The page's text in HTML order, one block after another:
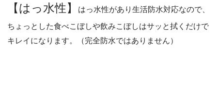
【はっ水性】 はっ水性があり生活防水対応なので、
ちょっとした食べこぼしや飲みこぼしはサッと拭くだけで
キレイになります。（完全防水ではありません）